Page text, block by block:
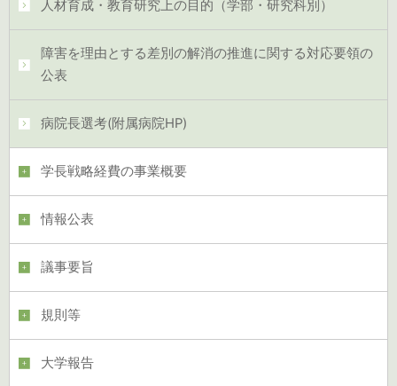
人材育成・教育研究上の目的（学部・研究科別）
障害を理由とする差別の解消の推進に関する対応要領の
公表
病院長選考(附属病院HP)
学長戦略経費の事業概要
情報公表
議事要旨
規則等
大学報告